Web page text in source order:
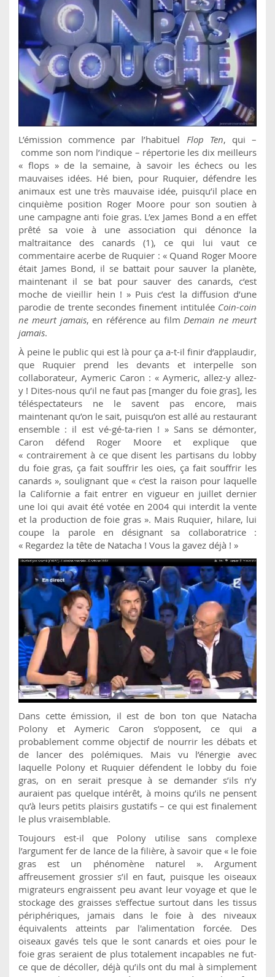
L’émission commence par l’habituel Flop Ten, qui –
comme son nom l’indique – répertorie les dix meilleurs
« flops » de la semaine, à savoir les échecs ou les
mauvaises idées. Hé bien, pour Ruquier, défendre les
animaux est une très mauvaise idée, puisqu’il place en
cinquième position Roger Moore pour son soutien à
une campagne anti foie gras. L’ex James Bond a en effet
prêté sa voie à une association qui dénonce la
maltraitance des canards (1), ce qui lui vaut ce
commentaire acerbe de Ruquier : « Quand Roger Moore
était James Bond, il se battait pour sauver la planète,
maintenant il se bat pour sauver des canards, c’est
moche de vieillir hein ! » Puis c’est la diffusion d’une
parodie de trente secondes finement intitulée Coin-coin
ne meurt jamais, en référence au film Demain ne meurt
jamais.
À peine le public qui est là pour ça a-t-il finir d’applaudir,
que Ruquier prend les devants et interpelle son
collaborateur, Aymeric Caron : « Aymeric, allez-y allez-
y ! Dites-nous qu’il ne faut pas [manger du foie gras], les
téléspectateurs ne le savent pas encore, mais
maintenant qu’on le sait, puisqu’on est allé au restaurant
ensemble : il est vé-gé-ta-rien ! » Sans se démonter,
Caron défend Roger Moore et explique que
« contrairement à ce que disent les partisans du lobby
du foie gras, ça fait souffrir les oies, ça fait souffrir les
canards », soulignant que « c’est la raison pour laquelle
la Californie a fait entrer en vigueur en juillet dernier
une loi qui avait été votée en 2004 qui interdit la vente
et la production de foie gras ». Mais Ruquier, hilare, lui
coupe la parole en désignant sa collaboratrice :
« Regardez la tête de Natacha ! Vous la gavez déjà ! »
Dans cette émission, il est de bon ton que Natacha
Polony et Aymeric Caron s’opposent, ce qui a
probablement comme objectif de nourrir les débats et
de lancer des polémiques. Mais vu l’énergie avec
laquelle Polony et Ruquier défendent le lobby du foie
gras, on en serait presque à se demander s’ils n’y
auraient pas quelque intérêt, à moins qu’ils ne pensent
qu’à leurs petits plaisirs gustatifs – ce qui est finalement
le plus vraisemblable.
Toujours est-il que Polony utilise sans complexe
l’argument fer de lance de la filière, à savoir que « le foie
gras est un phénomène naturel ». Argument
affreusement grossier s’il en faut, puisque les oiseaux
migrateurs engraissent peu avant leur voyage et que le
stockage des graisses s'effectue surtout dans les tissus
périphériques, jamais dans le foie à des niveaux
équivalents atteints par l'alimentation forcée. Des
oiseaux gavés tels que le sont canards et oies pour le
foie gras seraient de plus totalement incapables ne fut-
ce que de décoller, déjà qu’ils ont du mal à simplement